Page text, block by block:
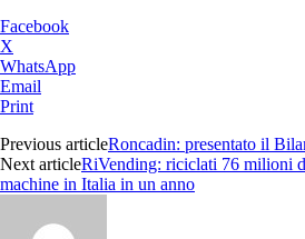
Facebook
X
WhatsApp
Email
Print
Previous articleRoncadin: presentato il
Next articleRiVending: riciclati 76 milioni
machine in Italia in un anno